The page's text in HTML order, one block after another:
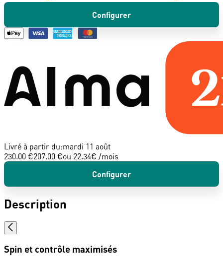
Configurer
Livré à partir du:mardi 11 août
230.00 €207.00 €ou 22.34€ /mois
Configurer
Description
Spin et contrôle maximisés